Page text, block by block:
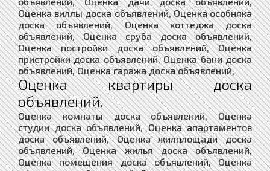
Оценка виллы доска объявлений, Оценка особняка
доска объявлений, Оценка коттеджа доска
объявлений, Оценка сруба доска объявлений,
Оценка постройки доска объявлений, Оценка
пристройки доска объявлений, Оценка бани доска
объявлений, Оценка гаража доска объявлений,
Оценка квартиры доска
объявлений.
Оценка комнаты доска объявлений, Оценка
студии доска объявлений, Оценка апартаментов
доска объявлений, Оценка жилплощади доска
объявлений, Оценка жилья доска объявлений,
Оценка помещения доска объявлений, Оценка